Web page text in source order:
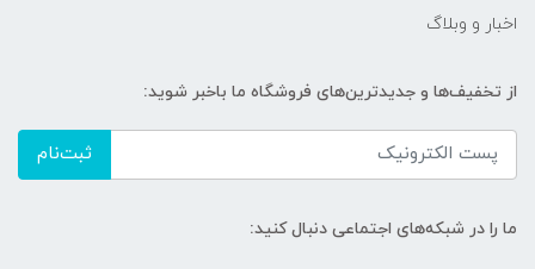
اخبار و وبلاگ
از تخفیف‌ها و جدیدترین‌های فروشگاه ما باخبر شوید:
ثبت‌نام
ما را در شبکه‌های اجتماعی دنبال کنید: